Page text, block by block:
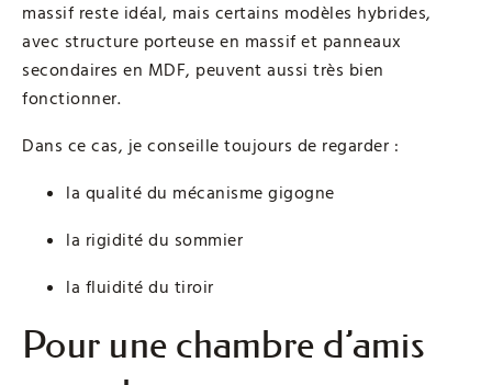
massif reste idéal, mais certains modèles hybrides,
avec structure porteuse en massif et panneaux
secondaires en MDF, peuvent aussi très bien
fonctionner.
Dans ce cas, je conseille toujours de regarder :
la qualité du mécanisme gigogne
la rigidité du sommier
la fluidité du tiroir
Pour une chambre d’amis